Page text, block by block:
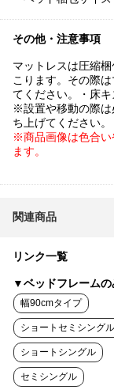
その他・注意事項
マットレスは圧縮
こります。その際
てください。・床
※設置や移動の際は
ち上げてください。
※商品画像は色合い
ます。
関連商品
リンク一覧
▼ベッドフレームの
幅90cmタイプ
ショートセミシングル
ショートシングル
セミシングル